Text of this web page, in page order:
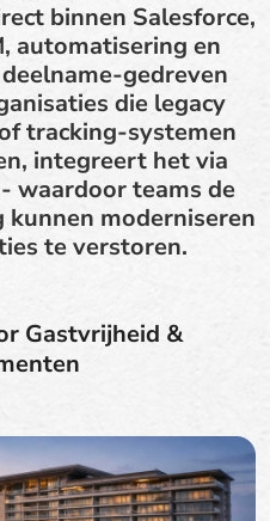
binnen Salesforce,
automatisering en
gedreven
die legacy
tracking-systemen
integreert het via
waardoor teams de
kunnen moderniseren
te verstoren.
Gastvrijheid &